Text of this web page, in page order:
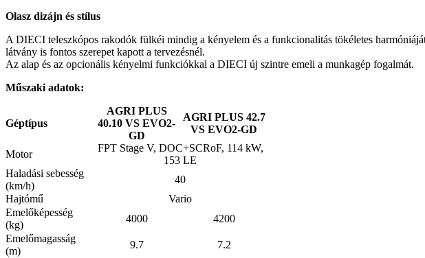
Olasz dizájn és stílus
A DIECI teleszkópos rakodók fülkéi mindig a kényelem és a funkcionalitás tökéletes
látvány is fontos szerepet kapott a tervezésnél.
Az alap és az opcionális kényelmi funkciókkal a DIECI új szintre emeli a munkagép fogalmát.
Műszaki adatok:
Géptípus
AGRI PLUS
40.10 VS EVO2-
GD
AGRI PLUS 42.7
VS EVO2-GD
Motor
FPT Stage V, DOC+SCRoF, 114 kW,
153 LE
Haladási sebesség
(km/h)
40
Hajtómű
Vario
Emelőképesség
(kg)
4000
4200
Emelőmagasság
(m)
9.7
7.2